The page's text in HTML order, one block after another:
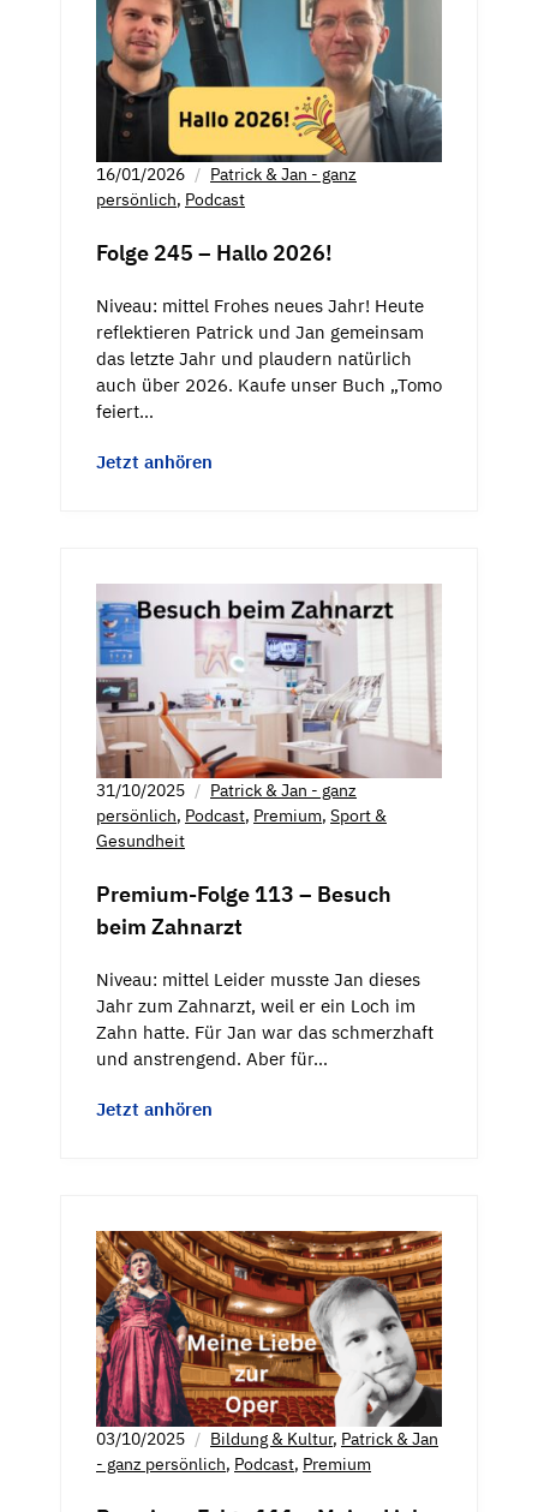
16/01/2026
Patrick & Jan - ganz
persönlich, Podcast
Folge 245 – Hallo 2026!
Niveau: mittel Frohes neues Jahr! Heute
reflektieren Patrick und Jan gemeinsam
das letzte Jahr und plaudern natürlich
auch über 2026. Kaufe unser Buch „Tomo
feiert…
Jetzt anhören
31/10/2025
Patrick & Jan - ganz
persönlich, Podcast, Premium, Sport &
Gesundheit
Premium-Folge 113 – Besuch
beim Zahnarzt
Niveau: mittel Leider musste Jan dieses
Jahr zum Zahnarzt, weil er ein Loch im
Zahn hatte. Für Jan war das schmerzhaft
und anstrengend. Aber für…
Jetzt anhören
03/10/2025 Bildung & Kultur, Patrick & Jan
- ganz persönlich, Podcast, Premium